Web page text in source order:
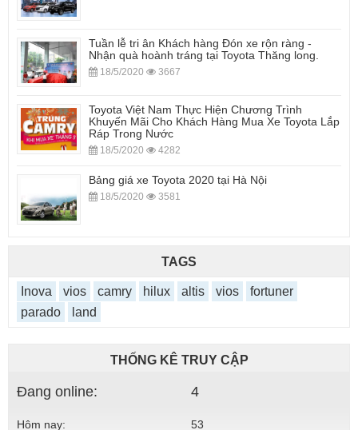
Tuần lễ tri ân Khách hàng Đón xe rộn ràng -
Nhận quà hoành tráng tại Toyota Thăng long.
18/5/2020 3667
Toyota Việt Nam Thực Hiện Chương Trình
Khuyến Mãi Cho Khách Hàng Mua Xe Toyota Lắp
Ráp Trong Nước
18/5/2020 4282
Bảng giá xe Toyota 2020 tại Hà Nội
18/5/2020 3581
TAGS
Inova vios camry hilux altis vios
fortuner
parado
land
THỐNG KÊ TRUY CẬP
Đang online: 4
Hôm nay:
53